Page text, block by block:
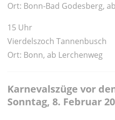
Ort: Bonn-Bad Godesberg,
15 Uhr
Vierdelszoch Tannenbusch
Ort: Bonn, ab Lerchenweg
Karnevalszüge vor
Sonntag, 8. Februar